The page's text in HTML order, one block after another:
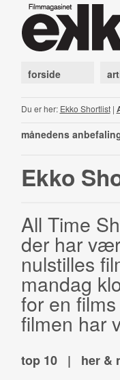
forside
Du er her: Ekko Shortlist|
månedens
Ekko
All Time
der har
nulstilles
mandag
for en
filmen har
top 10 | her &